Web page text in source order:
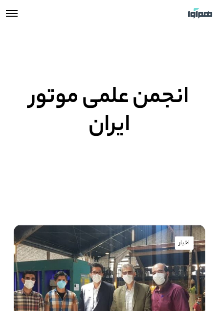
انجمن علمی موتور
ایران
اخبار